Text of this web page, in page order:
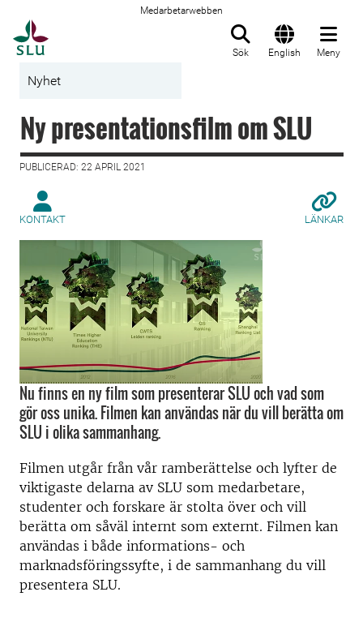
Medarbetarwebben
Sök English Meny
Nyhet
Ny presentationsfilm om SLU
PUBLICERAD: 22 APRIL 2021
KONTAKT LÄNKAR
Nu finns en ny film som presenterar SLU och vad som
gör oss unika. Filmen kan användas när du vill berätta om
SLU i olika sammanhang.
Filmen utgår från vår ramberättelse och lyfter de
viktigaste delarna av SLU som medarbetare,
studenter och forskare är stolta över och vill
berätta om såväl internt som externt. Filmen kan
användas i både informations- och
marknadsföringssyfte, i de sammanhang du vill
presentera SLU.